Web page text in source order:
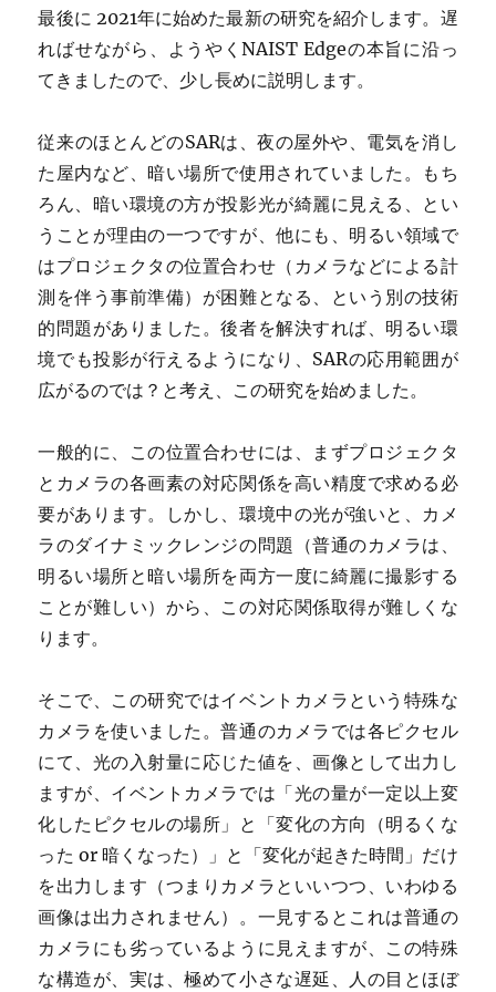
最後に 2021年に始めた最新の研究を紹介します。遅
ればせながら、ようやくNAIST Edgeの本旨に沿っ
てきましたので、少し長めに説明します。
従来のほとんどのSARは、夜の屋外や、電気を消し
た屋内など、暗い場所で使用されていました。もち
ろん、暗い環境の方が投影光が綺麗に見える、とい
うことが理由の一つですが、他にも、明るい領域で
はプロジェクタの位置合わせ（カメラなどによる計
測を伴う事前準備）が困難となる、という別の技術
的問題がありました。後者を解決すれば、明るい環
境でも投影が行えるようになり、SARの応用範囲が
広がるのでは？と考え、この研究を始めました。
一般的に、この位置合わせには、まずプロジェクタ
とカメラの各画素の対応関係を高い精度で求める必
要があります。しかし、環境中の光が強いと、カメ
ラのダイナミックレンジの問題（普通のカメラは、
明るい場所と暗い場所を両方一度に綺麗に撮影する
ことが難しい）から、この対応関係取得が難しくな
ります。
そこで、この研究ではイベントカメラという特殊な
カメラを使いました。普通のカメラでは各ピクセル
にて、光の入射量に応じた値を、画像として出力し
ますが、イベントカメラでは「光の量が一定以上変
化したピクセルの場所」と「変化の方向（明るくな
った or 暗くなった）」と「変化が起きた時間」だけ
を出力します（つまりカメラといいつつ、いわゆる
画像は出力されません）。一見するとこれは普通の
カメラにも劣っているように見えますが、この特殊
な構造が、実は、極めて小さな遅延、人の目とほぼ